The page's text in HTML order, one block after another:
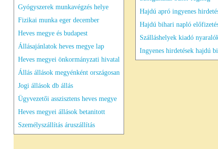
Gyógyszerek munkavégzés helye
Fizikai munka eger december
Heves megye és budapest
Állásajánlatok heves megye lap
Heves megyei önkormányzati hivatal
Állás állások megyénként országosan
Jogi állások db állás
Ügyvezetői asszisztens heves megye
Heves megyei állások betanitott
Személyszállítás áruszállítás
Hajdú apró ingyenes
Hajdú bihari napló
Szálláshelyek kiadó
Ingyenes hirdetések hajdú